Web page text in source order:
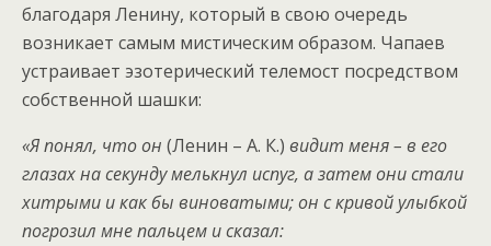
благодаря Ленину, который в свою очередь
возникает самым мистическим образом. Чапаев
устраивает эзотерический телемост посредством
собственной шашки:
«Я понял, что он (Ленин – А. К.) видит меня – в его
глазах на секунду мелькнул испуг, а затем они стали
хитрыми и как бы виноватыми; он с кривой улыбкой
погрозил мне пальцем и сказал: